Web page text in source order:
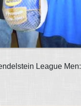
League Men: